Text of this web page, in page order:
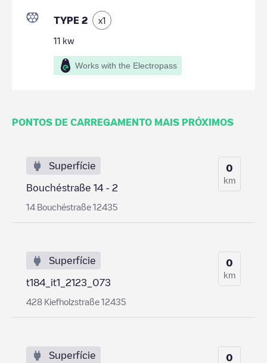
TYPE 2 x1
11 kw
Works with the Electropass
PONTOS DE CARREGAMENTO MAIS PRÓXIMOS
Superfície
Bouchéstraße 14 - 2
14 Bouchéstraße 12435
0
km
Superfície
t184_it1_2123_073
428 Kiefholzstraße 12435
0
km
Superfície 0